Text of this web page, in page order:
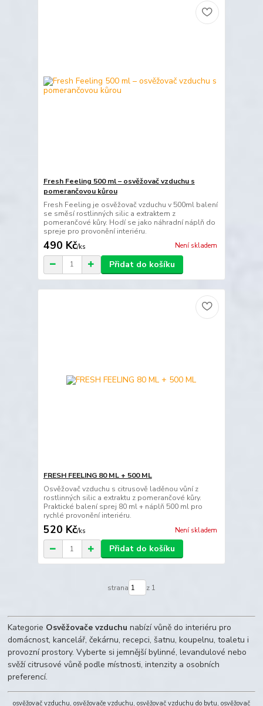
Fresh Feeling 500 ml – osvěžovač vzduchu s
pomerančovou kůrou
Fresh Feeling je osvěžovač vzduchu v 500ml balení
se směsí rostlinných silic a extraktem z
pomerančové kůry. Hodí se jako náhradní náplň do
spreje pro provonění interiéru.
490 Kč/ks Není skladem
Přidat do košíku
FRESH FEELING 80 ML + 500 ML
Osvěžovač vzduchu s citrusově laděnou vůní z
rostlinných silic a extraktu z pomerančové kůry.
Praktické balení sprej 80 ml + náplň 500 ml pro
rychlé provonění interiéru.
520 Kč/ks Není skladem
Přidat do košíku
strana z 1
Kategorie Osvěžovače vzduchu nabízí vůně do interiéru pro
domácnost, kancelář, čekárnu, recepci, šatnu, koupelnu, toaletu i
provozní prostory. Vyberte si jemnější bylinné, levandulové nebo
svěží citrusové vůně podle místnosti, intenzity a osobních
preferencí.
osvěžovač vzduchu, osvěžovače vzduchu, osvěžovač vzduchu do bytu, osvěžovač